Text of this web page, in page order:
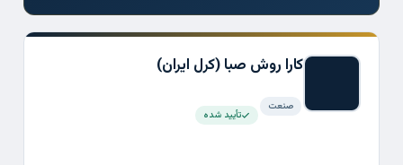
کارا روش صبا (کرل ایران)
صنعت
تأیید شده